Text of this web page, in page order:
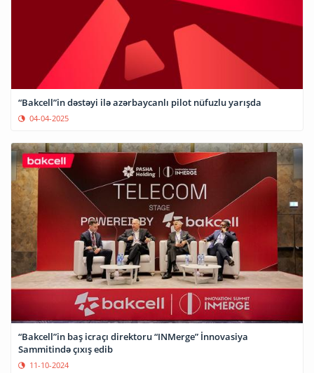
“Bakcell”in dəstəyi ilə azərbaycanlı pilot nüfuzlu yarışda
04-04-2025
“Bakcell”in baş icraçı direktoru “INMerge” İnnovasiya
Sammitində çıxış edib
11-10-2024